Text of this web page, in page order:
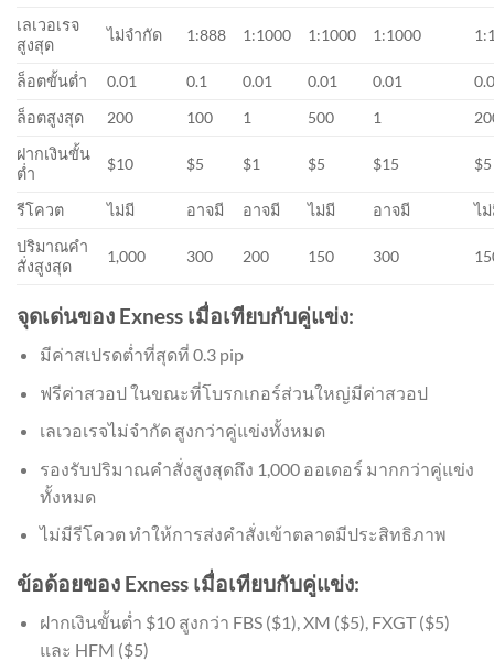
เลเวอเรจ
สูงสุด
ไม่จำกัด 1:888 1:1000 1:1000 1:1000
ล็อตขั้นต่ำ 0.01 0.1 0.01 0.01 0.01
ล็อตสูงสุด
200 100 1 500 1
ฝากเงินขั้น
ต่ำ
$10 $5 $1 $5 $15 $5
รีโควต ไม่มี อาจมี อาจมี ไม่มี อาจมี
ไ
ปริมาณคำ
สั่งสูงสุด
1,000 300 200 150 300
จุดเด่นของ Exness เมื่อเทียบกับคู่แข่ง:
มีค่าสเปรดต่ำที่สุดที่ 0.3 pip
ฟรีค่าสวอป ในขณะที่โบรกเกอร์ส่วนใหญ่มีค่าสวอป
เลเวอเรจไม่จำกัด สูงกว่าคู่แข่งทั้งหมด
รองรับปริมาณคำสั่งสูงสุดถึง 1,000 ออเดอร์ มากกว่าคู่แข่ง
ทั้งหมด
ไม่มีรีโควต ทำให้การส่งคำสั่งเข้าตลาดมีประสิทธิภาพ
ข้อด้อยของ Exness เมื่อเทียบกับคู่แข่ง:
ฝากเงินขั้นต่ำ $10 สูงกว่า FBS ($1), XM ($5), FXGT ($5)
และ HFM ($5)